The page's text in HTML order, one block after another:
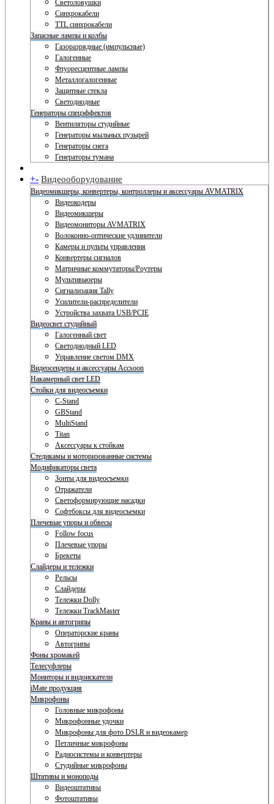
Светоловушки
Синхрокабели
TTL синхрокабели
Запасные лампы и колбы
Газоразрядные (импульсные)
Галогенные
Флуоресцентные лампы
Металлогалогенные
Защитные стекла
Светодиодные
Генераторы спецэффектов
Вентиляторы студийные
Генераторы мыльных пузырей
Генераторы снега
Генераторы тумана
+- Видеооборудование
Видеомикшеры, конвертеры, контроллеры и аксессуары AVMATRIX
Видеокодеры
Видеомикшеры
Видеомониторы AVMATRIX
Волоконно-оптические удлинители
Камеры и пульты управления
Конвертеры сигналов
Матричные коммутаторы/Роутеры
Мультивьюеры
Сигнализация Tally
Усилители-распределители
Устройства захвата USB/PCIE
Видеосвет студийный
Галогенный свет
Светодиодный LED
Управление светом DMX
Видеосендеры и аксессуары Accsoon
Накамерный свет LED
Стойки для видеосъемки
C-Stand
GBStand
MultiStand
Titan
Аксессуары к стойкам
Стедикамы и моторизованные системы
Модификаторы света
Зонты для видеосъемки
Отражатели
Светоформирующие насадки
Софтбоксы для видеосъемки
Плечевые упоры и обвесы
Follow focus
Плечевые упоры
Брекеты
Слайдеры и тележки
Рельсы
Слайдеры
Тележки Dolly
Тележки TrackMaster
Краны и автогрипы
Операторские краны
Автогрипы
Фоны хромакей
Телесуфлеры
Мониторы и видоискатели
iMate продукция
Микрофоны
Головные микрофоны
Микрофонные удочки
Микрофоны для фото DSLR и видеокамер
Петличные микрофоны
Радиосистемы и конвертеры
Студийные микрофоны
Штативы и моноподы
Видеоштативы
Фотоштативы